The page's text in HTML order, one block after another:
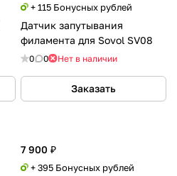
+ 115 Бонусных рублей
Датчик запутывания
филамента для Sovol SV08
0 0 Нет в наличии
Заказать
7 900 ₽
+ 395 Бонусных рублей